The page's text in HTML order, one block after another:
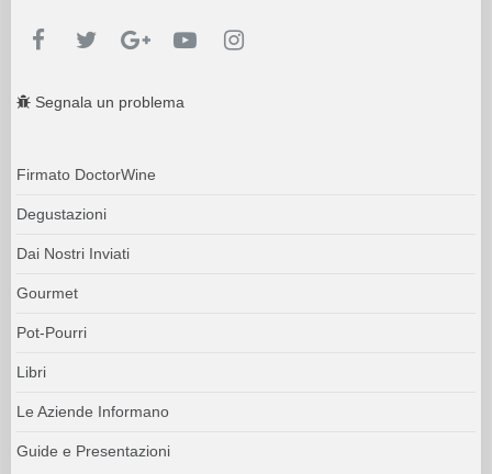
Segnala un problema
Firmato DoctorWine
Degustazioni
Dai Nostri Inviati
Gourmet
Pot-Pourri
Libri
Le Aziende Informano
Guide e Presentazioni